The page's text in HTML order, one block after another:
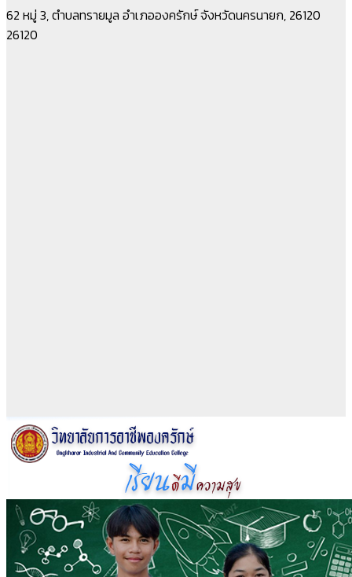
62 หมู่ 3, ตำบลทรายมูล อำเภอองครักษ์ จังหวัดนครนายก, 26120
26120